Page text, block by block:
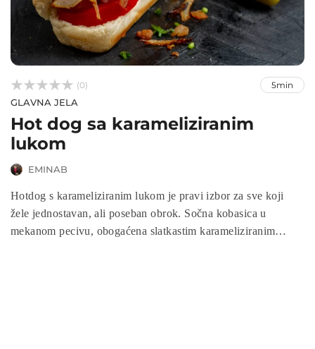


 (0) 5min
GLAVNA JELA
Hot dog sa karameliziranim
lukom
EMINAB
Hotdog s karameliziranim lukom je pravi izbor za sve koji
žele jednostavan, ali poseban obrok. Sočna kobasica u
mekanom pecivu, obogaćena slatkastim karameliziranim